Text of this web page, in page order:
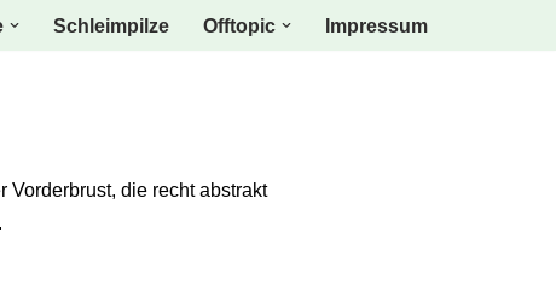
Schleimpilze Offtopic Impressum
Vorderbrust, die recht abstrakt